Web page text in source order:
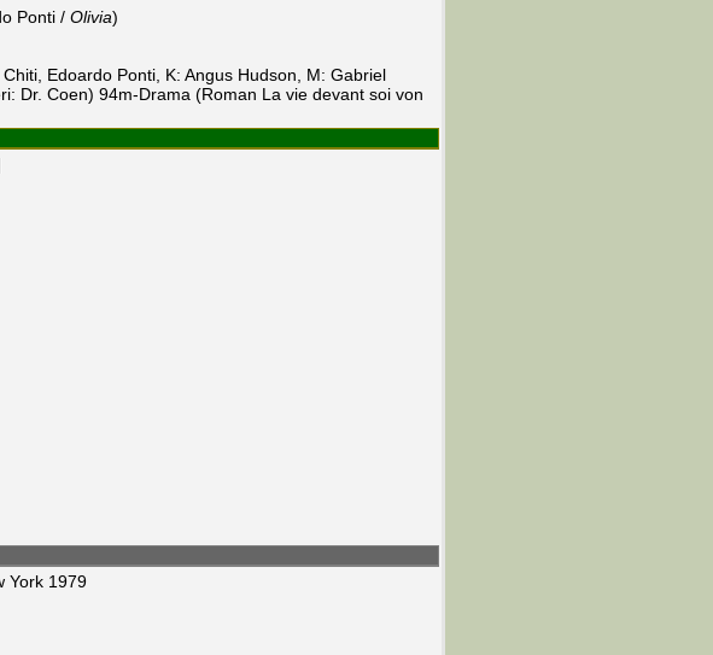
Ponti / Olivia)
Edoardo Ponti, K: Angus Hudson, M: Gabriel
Dr. Coen) 94m-Drama (Roman La vie devant soi von
York 1979